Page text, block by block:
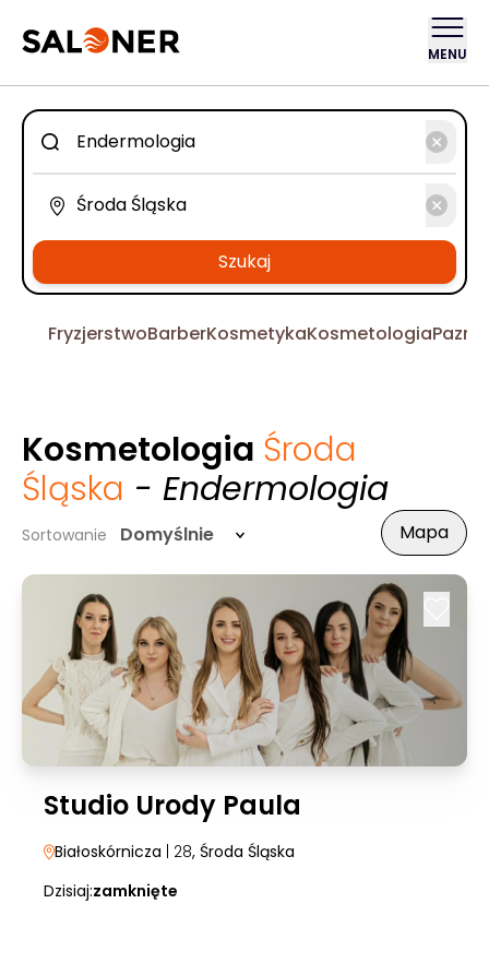
MENU
Szukaj
FryzjerstwoBarberKosmetykaKosmetologia
Kosmetologia Środa
Śląska - Endermologia
Sortowanie Domyślnie Mapa
Studio Urody Paula
Białoskórnicza | 28, Środa Śląska
Dzisiaj:zamknięte